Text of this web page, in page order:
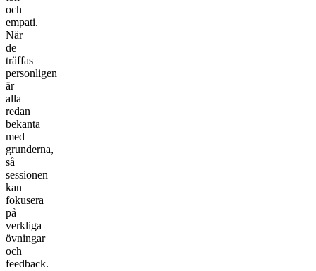
och
empati.
När
de
träffas
personligen
är
alla
redan
bekanta
med
grunderna,
så
sessionen
kan
fokusera
på
verkliga
övningar
och
feedback.